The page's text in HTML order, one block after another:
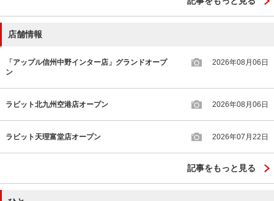
店舗情報
「アップル信州中野インター店」グランドオープ
ン
2026年08月06日
ラビット北九州空港店オープン 2026年08月06日
ラビット天理富堂店オープン 2026年07月22日
記事をもっと見る